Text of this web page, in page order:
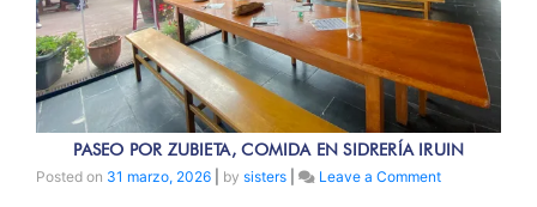
PASEO POR ZUBIETA, COMIDA EN SIDRERÍA IRUIN
Posted on 31 marzo, 2026 by sisters Leave a Commenton